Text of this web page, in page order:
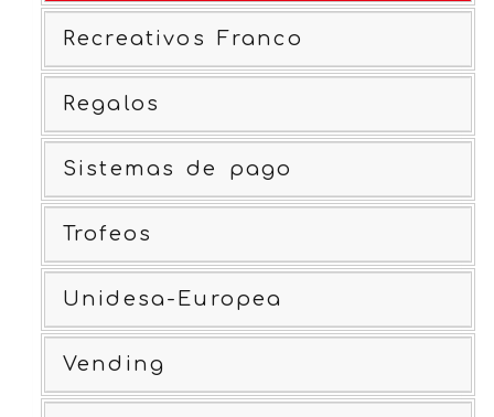
Recreativos Franco
Regalos
Sistemas de pago
Trofeos
Unidesa-Europea
Vending